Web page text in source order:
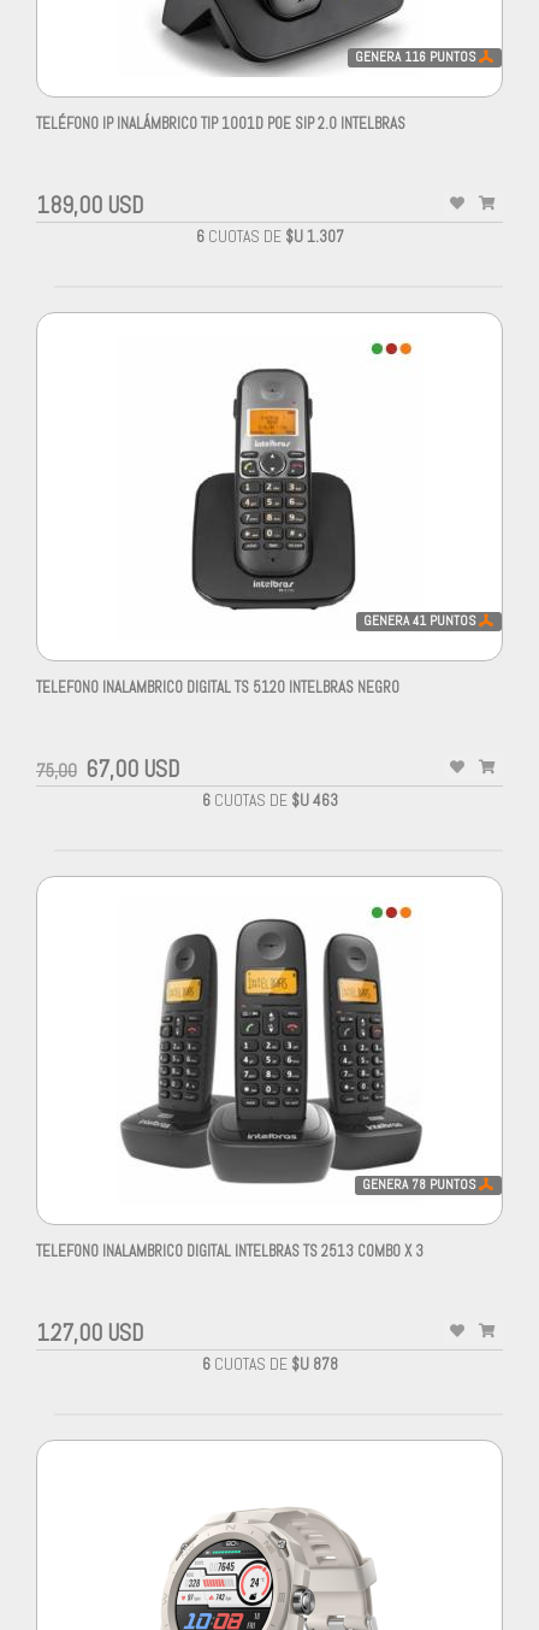
GENERA 116 PUNTOS
TELÉFONO IP INALÁMBRICO TIP 1001D POE SIP 2.0 INTELBRAS
189,00 USD
6CUOTAS DE $U 1.307
GENERA41 PUNTOS
TELEFONO INALAMBRICO DIGITAL TS 5120 INTELBRAS NEGRO
75,00 67,00 USD
6CUOTAS DE $U 463
GENERA 78 PUNTOS
TELEFONO INALAMBRICO DIGITAL INTELBRAS TS 2513 COMBO X 3
127,00 USD
6CUOTAS DE $U 878